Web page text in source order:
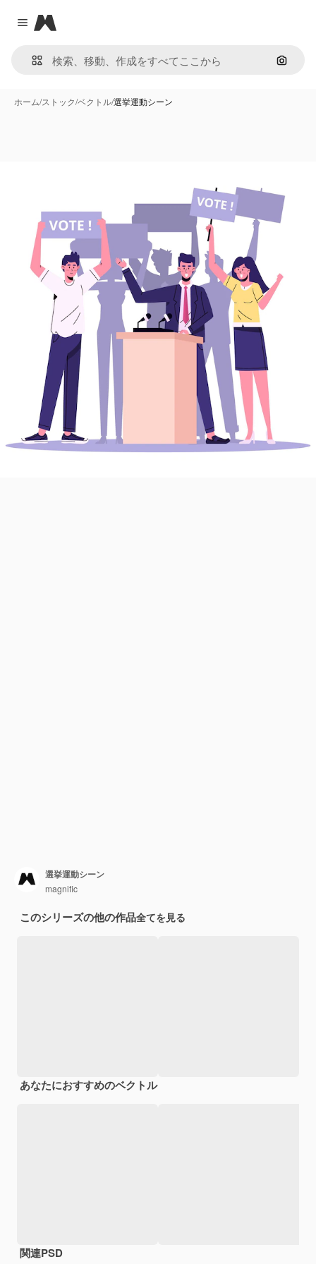
Close menu
Magnific
画像で
ホーム/ストック/ベクトル/選挙運動シーン
選挙運動シーン
magnific
このシリーズの他の作品全てを見る
あなたにおすすめのベクトル
関連PSD